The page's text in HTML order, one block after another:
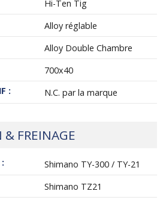
Hi-Ten Tig
Alloy réglable
Alloy Double Chambre
700x40
:
N.C. par la marque
& FREINAGE
Shimano TY-300 / TY-21
Shimano TZ21